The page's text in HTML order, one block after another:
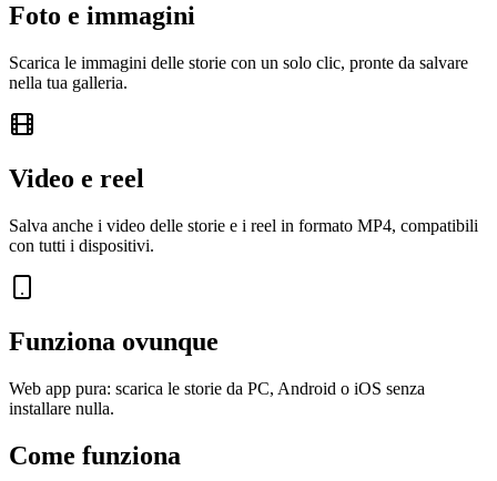
Foto e immagini
Scarica le immagini delle storie con un solo clic, pronte da salvare
nella tua galleria.
Video e reel
Salva anche i video delle storie e i reel in formato MP4, compatibili
con tutti i dispositivi.
Funziona ovunque
Web app pura: scarica le storie da PC, Android o iOS senza
installare nulla.
Come funziona